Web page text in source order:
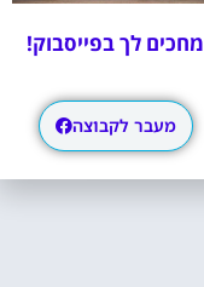
מחכים לך בפייסבוק!
מעבר לקבוצה